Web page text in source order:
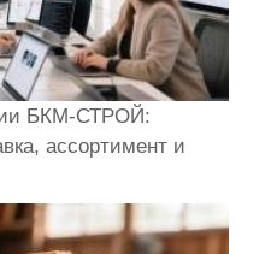
БКМ-СТРОЙ:
ассортимент и